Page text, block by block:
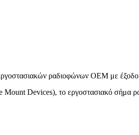
ραδιοφώνων OEM με έξοδο
Devices), το εργοστασιακό